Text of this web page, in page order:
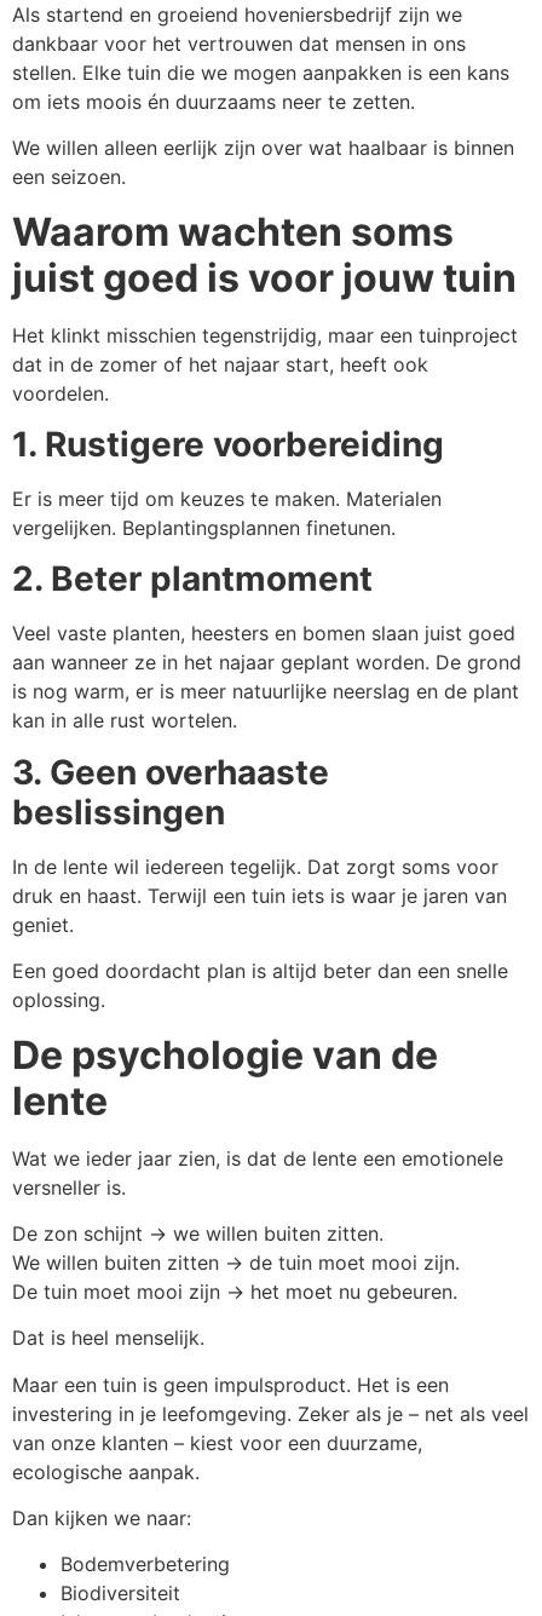
Als startend en groeiend hoveniersbedrijf zijn we
dankbaar voor het vertrouwen dat mensen in ons
stellen. Elke tuin die we mogen aanpakken is een kans
om iets moois én duurzaams neer te zetten.
We willen alleen eerlijk zijn over wat haalbaar is binnen
een seizoen.
Waarom wachten soms
juist goed is voor jouw tuin
Het klinkt misschien tegenstrijdig, maar een tuinproject
dat in de zomer of het najaar start, heeft ook
voordelen.
1. Rustigere voorbereiding
Er is meer tijd om keuzes te maken. Materialen
vergelijken. Beplantingsplannen finetunen.
2. Beter plantmoment
Veel vaste planten, heesters en bomen slaan juist goed
aan wanneer ze in het najaar geplant worden. De grond
is nog warm, er is meer natuurlijke neerslag en de plant
kan in alle rust wortelen.
3. Geen overhaaste
beslissingen
In de lente wil iedereen tegelijk. Dat zorgt soms voor
druk en haast. Terwijl een tuin iets is waar je jaren van
geniet.
Een goed doordacht plan is altijd beter dan een snelle
oplossing.
De psychologie van de
lente
Wat we ieder jaar zien, is dat de lente een emotionele
versneller is.
De zon schijnt → we willen buiten zitten.
We willen buiten zitten → de tuin moet mooi zijn.
De tuin moet mooi zijn → het moet nu gebeuren.
Dat is heel menselijk.
Maar een tuin is geen impulsproduct. Het is een
investering in je leefomgeving. Zeker als je – net als veel
van onze klanten – kiest voor een duurzame,
ecologische aanpak.
Dan kijken we naar:
Bodemverbetering
Biodiversiteit